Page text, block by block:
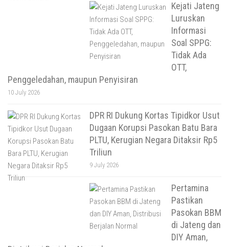
Kejati Jateng
Luruskan
Informasi
Soal SPPG:
Tidak Ada
OTT,
Penggeledahan, maupun Penyisiran
10 July 2026
DPR RI Dukung Kortas Tipidkor Usut
Dugaan Korupsi Pasokan Batu Bara
PLTU, Kerugian Negara Ditaksir Rp5
Triliun
9 July 2026
Pertamina
Pastikan
Pasokan BBM
di Jateng dan
DIY Aman,